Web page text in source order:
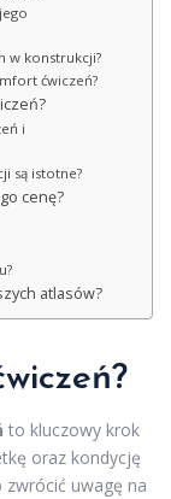
w konstrukcji?
ćwiczeń?
i
są istotne?
cenę?
atlasów?
to kluczowy krok
oraz kondycję
zwrócić uwagę na